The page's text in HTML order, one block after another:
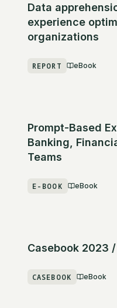
Data
experience
organizations
REPORT eBook
Prompt-Based
Banking,
Teams
E-BOOK eBook
Casebook 2023
CASEBOOK eBook